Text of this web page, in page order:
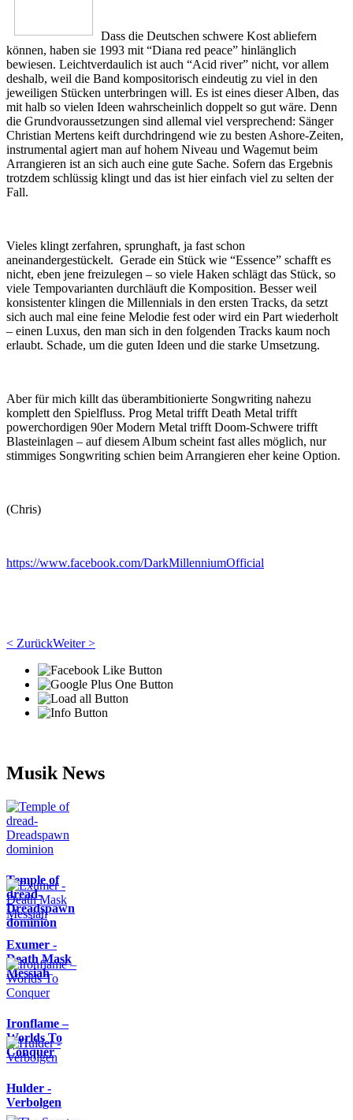
Dass die Deutschen schwere Kost abliefern
können, haben sie 1993 mit “Diana red peace” hinlänglich
bewiesen. Leichtverdaulich ist auch “Acid river” nicht, vor allem
deshalb, weil die Band kompositorisch eindeutig zu viel in den
jeweiligen Stücken unterbringen will. Es ist eines dieser Alben, das
mit halb so vielen Ideen wahrscheinlich doppelt so gut wäre. Denn
die Grundvoraussetzungen sind allemal viel versprechend: Sänger
Christian Mertens keift durchdringend wie zu besten Ashore-Zeiten,
instrumental agiert man auf hohem Niveau und Wagemut beim
Arrangieren ist an sich auch eine gute Sache. Sofern das Ergebnis
trotzdem schlüssig klingt und das ist hier einfach viel zu selten der
Fall.
Vieles klingt zerfahren, sprunghaft, ja fast schon
aneinandergestückelt. Gerade ein Stück wie “Essence” schafft es
nicht, eben jene freizulegen – so viele Haken schlägt das Stück, so
viele Tempovarianten durchläuft die Komposition. Besser weil
konsistenter klingen die Millennials in den ersten Tracks, da setzt
sich auch mal eine feine Melodie fest oder wird ein Part wiederholt
– einen Luxus, den man sich in den folgenden Tracks kaum noch
erlaubt. Schade, um die guten Ideen und die starke Umsetzung.
Aber für mich killt das überambitionierte Songwriting nahezu
komplett den Spielfluss. Prog Metal trifft Death Metal trifft
powerchordigen 90er Modern Metal trifft Doom-Schwere trifft
Blasteinlagen – auf diesem Album scheint fast alles möglich, nur
stimmiges Songwriting schien beim Arrangieren eher keine Option.
(Chris)
https://www.facebook.com/DarkMillenniumOfficial
< ZurückWeiter >
Musik News
Temple of
dread-
Dreadspawn
dominion
Exumer -
Death Mask
Messiah
Ironflame –
Worlds To
Conquer
Hulder -
Verbolgen